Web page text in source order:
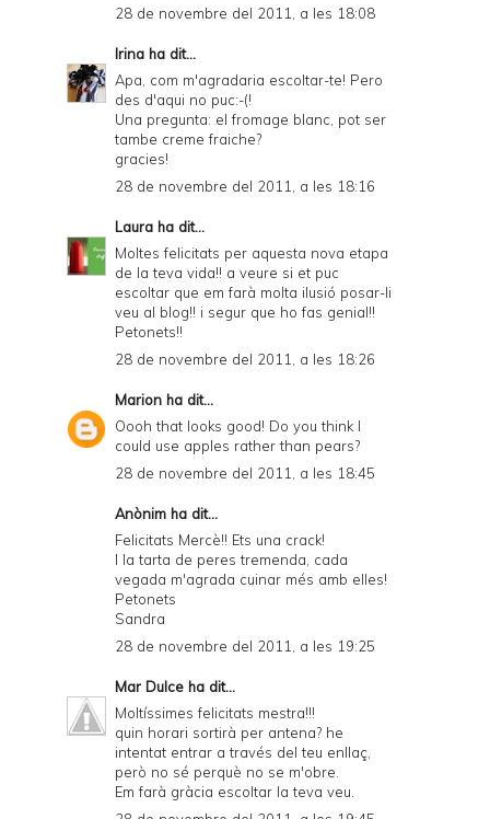
28 de novembre del 2011, a les 18:08
Irina ha dit...
Apa, com m'agradaria escoltar-te! Pero
des d'aqui no puc:-(!
Una pregunta: el fromage blanc, pot ser
tambe creme fraiche?
gracies!
28 de novembre del 2011, a les 18:16
Laura ha dit...
Moltes felicitats per aquesta nova etapa
de la teva vida!! a veure si et puc
escoltar que em farà molta ilusió posar-li
veu al blog!! i segur que ho fas genial!!
Petonets!!
28 de novembre del 2011, a les 18:26
Marion ha dit...
Oooh that looks good! Do you think I
could use apples rather than pears?
28 de novembre del 2011, a les 18:45
Anònim ha dit...
Felicitats Mercè!! Ets una crack!
I la tarta de peres tremenda, cada
vegada m'agrada cuinar més amb elles!
Petonets
Sandra
28 de novembre del 2011, a les 19:25
Mar Dulce ha dit...
Moltíssimes felicitats mestra!!!
quin horari sortirà per antena? he
intentat entrar a través del teu enllaç,
però no sé perquè no se m'obre.
Em farà gràcia escoltar la teva veu.